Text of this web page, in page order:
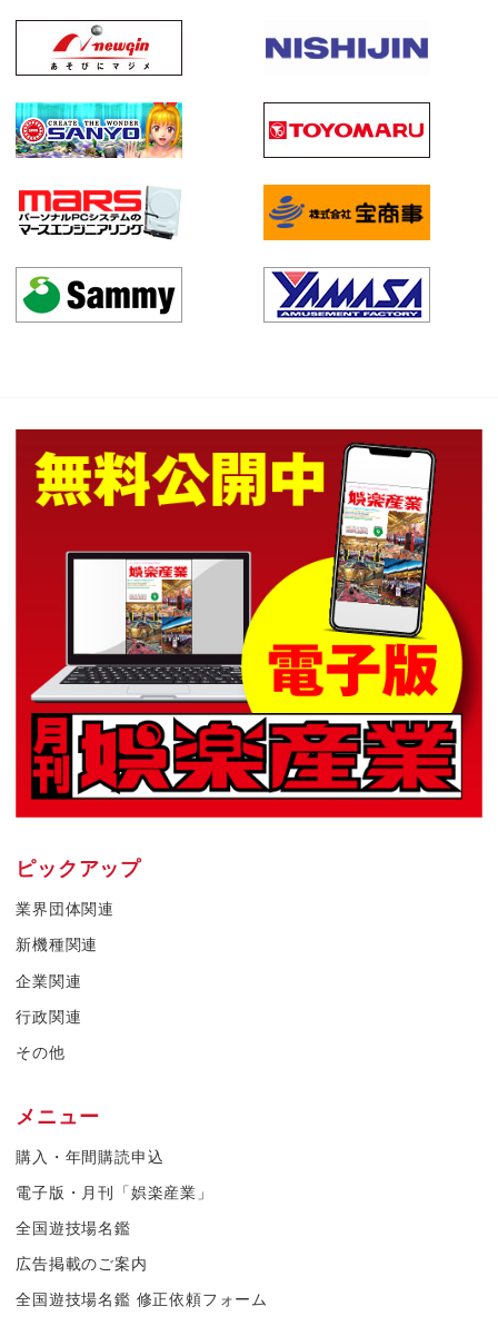
ピックアップ
業界団体関連
新機種関連
企業関連
行政関連
その他
メニュー
購入・年間購読申込
電子版・月刊「娯楽産業」
全国遊技場名鑑
広告掲載のご案内
全国遊技場名鑑 修正依頼フォーム